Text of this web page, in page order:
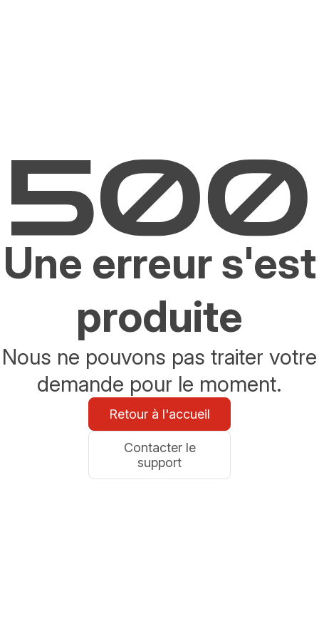
Une erreur s'est
produite
Nous ne pouvons pas traiter votre
demande pour le moment.
Retour à l'accueil
Contacter le
support